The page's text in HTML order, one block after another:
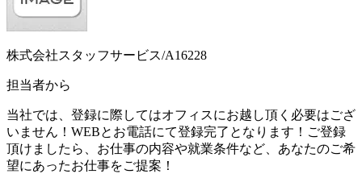
株式会社スタッフサービス/A16228
担当者から
当社では、登録に際してはオフィスにお越し頂く必要はござ
いません！WEBとお電話にて登録完了となります！ご登録
頂けましたら、お仕事の内容や就業条件など、あなたのご希
望にあったお仕事をご提案！